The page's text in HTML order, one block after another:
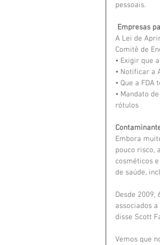
pessoais.
Empresas
A Lei de
Comitê de
• Exigir que
• Notificar a
• Que a
• Mandato
rótulos
Embora
pouco risco,
cosméticos
de saúde,
Desde
associados
disse Scott
Vemos que